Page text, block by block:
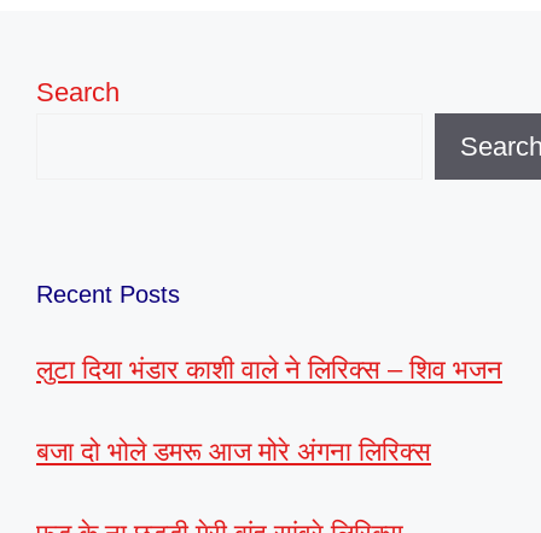
Search
Recent Posts
लुटा दिया भंडार काशी वाले ने लिरिक्स – शिव भजन
बजा दो भोले डमरू आज मोरे अंगना लिरिक्स